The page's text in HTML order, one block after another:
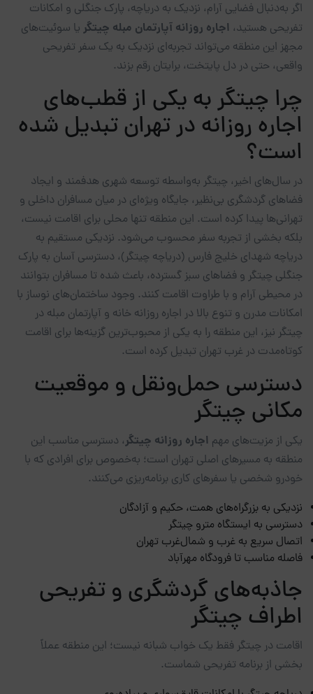
اگر به‌دنبال فضایی آرام، نزدیک به دریاچه، پارک جنگلی و امکانات
تفریحی هستید، اجاره روزانه آپارتمان مبله چیتگر یا سوئیت‌های
مجهز این منطقه می‌تواند تجربه‌ای نزدیک به یک سفر تفریحی
واقعی، حتی در دل پایتخت، برایتان رقم بزند.
چرا چیتگر به یکی از قطب‌های
اجاره روزانه در تهران تبدیل شده
است؟
در سال‌های اخیر، چیتگر به‌واسطه توسعه شهری هدفمند و ایجاد
فضاهای گردشگری بی‌نظیر، جایگاه ویژه‌ای در میان مسافران داخلی و
تهرانی‌ها پیدا کرده است. این منطقه تنها محلی برای اقامت نیست،
بلکه بخشی از تجربه سفر محسوب می‌شود. نزدیکی مستقیم به
دریاچه شهدای خلیج فارس (دریاچه چیتگر)، دسترسی آسان به پارک
جنگلی چیتگر و فضاهای سبز گسترده، باعث شده تا مسافران بتوانند
در محیطی آرام و با طراوت اقامت کنند. وجود ساختمان‌های نوساز با
امکانات مدرن و تنوع بالا در اجاره روزانه خانه و آپارتمان مبله در
چیتگر نیز، این منطقه را به یکی از محبوب‌ترین گزینه‌ها برای اقامت
کوتاه‌مدت در غرب تهران تبدیل کرده است.
دسترسی حمل‌ونقل و موقعیت
مکانی چیتگر
یکی از مزیت‌های مهم اجاره روزانه چیتگر، دسترسی مناسب این
منطقه به مسیرهای اصلی تهران است؛ به‌خصوص برای افرادی که با
خودرو شخصی یا سفرهای کاری برنامه‌ریزی می‌کنند.
نزدیکی به بزرگراه‌های همت، حکیم و آزادگان
دسترسی به ایستگاه مترو چیتگر
اتصال سریع به غرب و شمال‌غرب تهران
فاصله مناسب تا فرودگاه مهرآباد
جاذبه‌های گردشگری و تفریحی
اطراف چیتگر
اقامت در چیتگر فقط یک خواب شبانه نیست؛ این منطقه عملاً
بخشی از برنامه تفریحی شماست.